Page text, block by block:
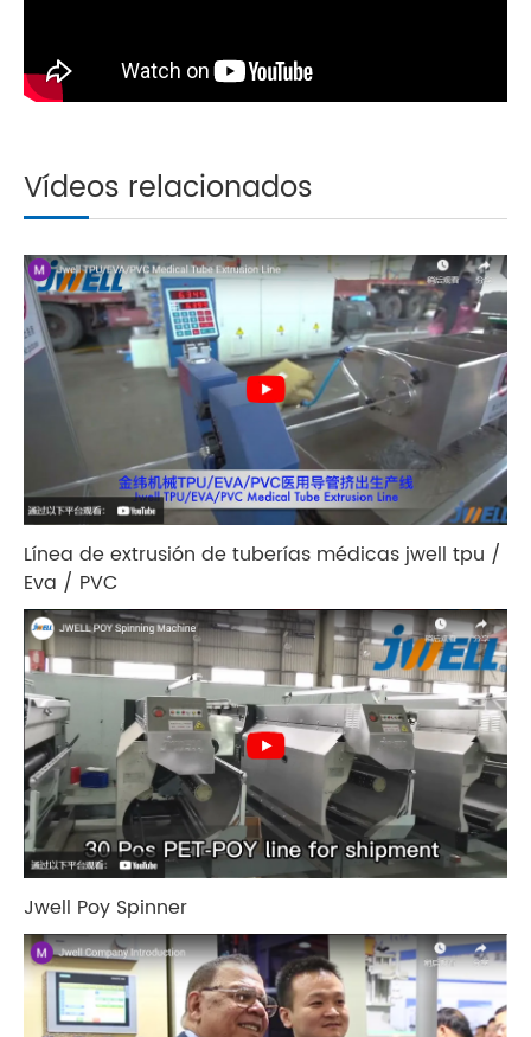
Vídeos relacionados
Línea de extrusión de tuberías médicas jwell tpu /
Eva / PVC
Jwell Poy Spinner